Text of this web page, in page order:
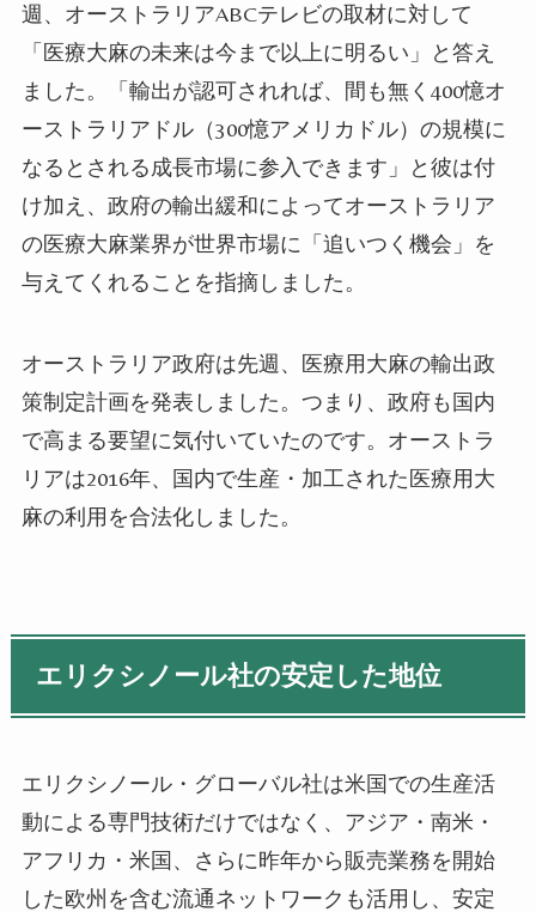
週、オーストラリアABCテレビの取材に対して
「医療大麻の未来は今まで以上に明るい」と答え
ました。「輸出が認可されれば、間も無く400憶オ
ーストラリアドル（300憶アメリカドル）の規模に
なるとされる成長市場に参入できます」と彼は付
け加え、政府の輸出緩和によってオーストラリア
の医療大麻業界が世界市場に「追いつく機会」を
与えてくれることを指摘しました。
オーストラリア政府は先週、医療用大麻の輸出政
策制定計画を発表しました。つまり、政府も国内
で高まる要望に気付いていたのです。オーストラ
リアは2016年、国内で生産・加工された医療用大
麻の利用を合法化しました。
エリクシノール社の安定した地位
エリクシノール・グローバル社は米国での生産活
動による専門技術だけではなく、アジア・南米・
アフリカ・米国、さらに昨年から販売業務を開始
した欧州を含む流通ネットワークも活用し、安定